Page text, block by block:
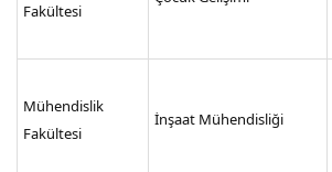
Fakültesi
Mühendislik
Fakültesi
İnşaat Mühendisliği